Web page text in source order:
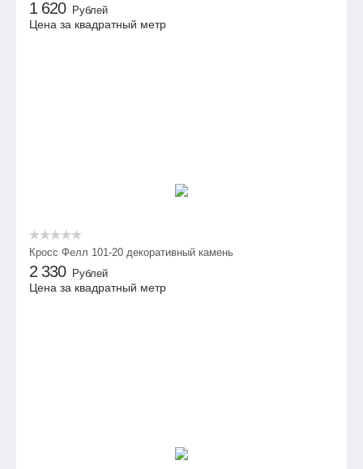
1 620 Рублей
Цена за квадратный метр
Кросс Фелл 101-20 декоративный камень
2 330 Рублей
Цена за квадратный метр